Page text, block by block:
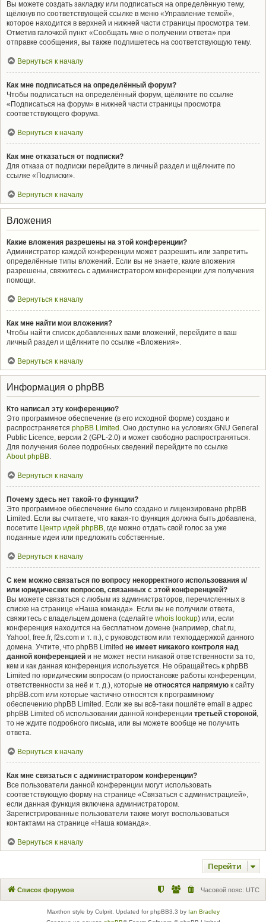
Вы можете создать закладку или подписаться на определённую тему,
щёлкнув по соответствующей ссылке в меню «Управление темой»,
которое находится в верхней и нижней части страницы просмотра тем.
Отметив галочкой пункт «Сообщать мне о получении ответа» при
отправке сообщения, вы также подпишетесь на соответствующую тему.
Вернуться к началу
Как мне подписаться на определённый форум?
Чтобы подписаться на определённый форум, щёлкните по ссылке
«Подписаться на форум» в нижней части страницы просмотра
соответствующего форума.
Вернуться к началу
Как мне отказаться от подписки?
Для отказа от подписки перейдите в личный раздел и щёлкните по
ссылке «Подписки».
Вернуться к началу
Вложения
Какие вложения разрешены на этой конференции?
Администратор каждой конференции может разрешить или запретить
определённые типы вложений. Если вы не знаете, какие вложения
разрешены, свяжитесь с администратором конференции для получения
помощи.
Вернуться к началу
Как мне найти мои вложения?
Чтобы найти список добавленных вами вложений, перейдите в ваш
личный раздел и щёлкните по ссылке «Вложения».
Вернуться к началу
Информация о phpBB
Кто написал эту конференцию?
Это программное обеспечение (в его исходной форме) создано и
распространяется phpBB Limited . Оно доступно на условиях GNU General
Public Licence, версии 2 (GPL-2.0) и может свободно распространяться.
Для получения более подробных сведений перейдите по ссылке
About phpBB.
Вернуться к началу
Почему здесь нет такой-то функции?
Это программное обеспечение было создано и лицензировано phpBB
Limited. Если вы считаете, что какая-то функция должна быть добавлена,
посетите Центр идей phpBB, где можно отдать свой голос за уже
поданные идеи или предложить собственные.
Вернуться к началу
С кем можно связаться по вопросу некорректного использования и/
или юридических вопросов, связанных с этой конференцией?
Вы можете связаться с любым из администраторов, перечисленных в
списке на странице «Наша команда». Если вы не получили ответа,
свяжитесь с владельцем домена (сделайте whois lookup) или, если
конференция находится на бесплатном домене (например, chat.ru,
Yahoo!, free.fr, f2s.com и т. п.), с руководством или техподдержкой данного
домена. Учтите, что phpBB Limited не имеет никакого контроля над
данной конференцией и не может нести никакой ответственности за то,
кем и как данная конференция используется. Не обращайтесь к phpBB
Limited по юридическим вопросам (о приостановке работы конференции,
ответственности за неё и т. д.), которые не относятся напрямую к сайту
phpBB.com или которые частично относятся к программному
обеспечению phpBB Limited. Если же вы всё-таки пошлёте email в адрес
phpBB Limited об использовании данной конференции третьей стороной,
то не ждите подробного письма, или вы можете вообще не получить
ответа.
Вернуться к началу
Как мне связаться с администратором конференции?
Все пользователи данной конференции могут использовать
соответствующую форму на странице «Связаться с администрацией»,
если данная функция включена администратором.
Зарегистрированные пользователи также могут воспользоваться
контактами на странице «Наша команда».
Вернуться к началу
Перейти
Список форумов Часовой пояс: UTC
Maxthon style by Culprit. Updated for phpBB3.3 by Ian Bradley